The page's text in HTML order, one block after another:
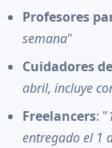
Profesores
semana"
Cuidadores
abril, incluye
Freelancers: "
entregado el 1